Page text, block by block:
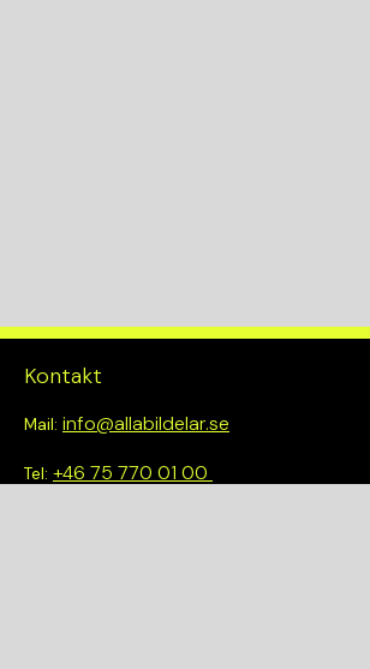
Kontakt
Mail: info@allabildelar.se
Tel: +46 75 770 01 00